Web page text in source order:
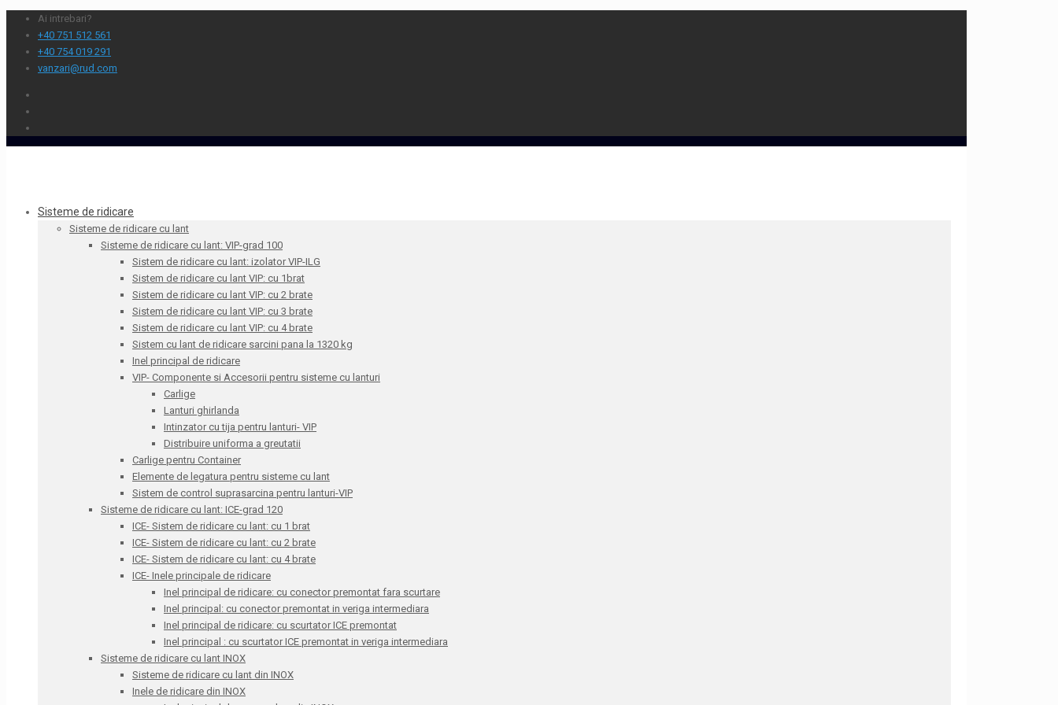
Ai intrebari?
+40 751 512 561
+40 754 019 291
vanzari@rud.com
Sisteme de ridicare
Sisteme de ridicare cu lant
Sisteme de ridicare cu lant: VIP-grad 100
Sistem de ridicare cu lant: izolator VIP-ILG
Sistem de ridicare cu lant VIP: cu 1brat
Sistem de ridicare cu lant VIP: cu 2 brate
Sistem de ridicare cu lant VIP: cu 3 brate
Sistem de ridicare cu lant VIP: cu 4 brate
Sistem cu lant de ridicare sarcini pana la 1320 kg
Inel principal de ridicare
VIP- Componente si Accesorii pentru sisteme cu lanturi
Carlige
Lanturi ghirlanda
Intinzator cu tija pentru lanturi- VIP
Distribuire uniforma a greutatii
Carlige pentru Container
Elemente de legatura pentru sisteme cu lant
Sistem de control suprasarcina pentru lanturi-VIP
Sisteme de ridicare cu lant: ICE-grad 120
ICE- Sistem de ridicare cu lant: cu 1 brat
ICE- Sistem de ridicare cu lant: cu 2 brate
ICE- Sistem de ridicare cu lant: cu 4 brate
ICE- Inele principale de ridicare
Inel principal de ridicare: cu conector premontat fara scurtare
Inel principal: cu conector premontat in veriga intermediara
Inel principal de ridicare: cu scurtator ICE premontat
Inel principal : cu scurtator ICE premontat in veriga intermediara
Sisteme de ridicare cu lant INOX
Sisteme de ridicare cu lant din INOX
Inele de ridicare din INOX